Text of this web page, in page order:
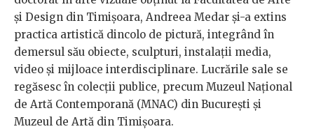
și Design din Timișoara, Andreea Medar și-a extins
practica artistică dincolo de pictură, integrând în
demersul său obiecte, sculpturi, instalații media,
video și mijloace interdisciplinare. Lucrările sale se
regăsesc în colecții publice, precum Muzeul Național
de Artă Contemporană (MNAC) din București și
Muzeul de Artă din Timișoara.